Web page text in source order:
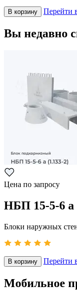
В корзину Перейти
Вы недавно
Цена по запросу
НБП 15-5-6 а
Блоки наружных
В корзину Перейти
Мобильное